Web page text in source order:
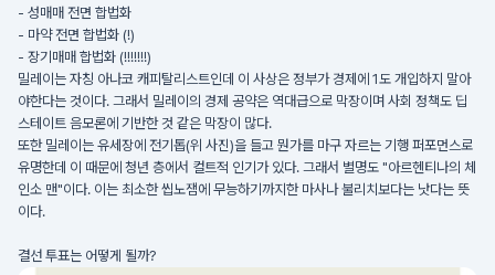
- 성매매 전면 합법화
- 마약 전면 합법화 (!)
- 장기매매 합법화 (!!!!!!!)
밀레이는 자칭 아나코 캐피탈리스트인데 이 사상은 정부가 경제에 1도 개입하지 말아
야한다는 것이다. 그래서 밀레이의 경제 공약은 역대급으로 막장이며 사회 정책도 딥
스테이트 음모론에 기반한 것 같은 막장이 많다.
또한 밀레이는 유세장에 전기톱(위 사진)을 들고 뭔가를 마구 자르는 기행 퍼포먼스로
유명한데 이 때문에 청년 층에서 컬트적 인기가 있다. 그래서 별명도 "아르헨티나의 체
인소 맨"이다. 이는 최소한 씹노잼에 무능하기까지한 마사나 불리치보다는 낫다는 뜻
이다.
결선 투표는 어떻게 될까?